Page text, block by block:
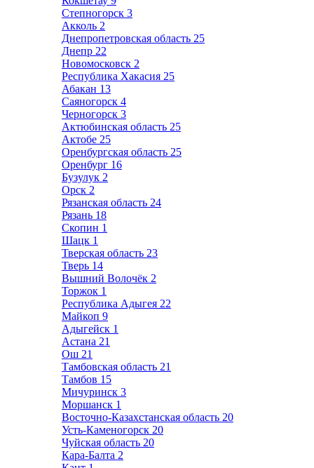
Степногорск 3
Акколь 2
Днепропетровская область 25
Днепр 22
Новомосковск 2
Республика Хакасия 25
Абакан 13
Саяногорск 4
Черногорск 3
Актюбинская область 25
Актобе 25
Оренбургская область 25
Оренбург 16
Бузулук 2
Орск 2
Рязанская область 24
Рязань 18
Скопин 1
Шацк 1
Тверская область 23
Тверь 14
Вышний Волочёк 2
Торжок 1
Республика Адыгея 22
Майкоп 9
Адыгейск 1
Астана 21
Ош 21
Тамбовская область 21
Тамбов 15
Мичуринск 3
Моршанск 1
Восточно-Казахстанская область 20
Усть-Каменогорск 20
Чуйская область 20
Кара-Балта 2